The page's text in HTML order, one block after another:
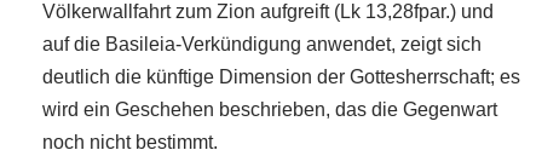
Völkerwallfahrt zum Zion aufgreift (Lk 13,28fpar.) und
auf die Basileia-Verkündigung anwendet, zeigt sich
deutlich die künftige Dimension der Gottesherrschaft; es
wird ein Geschehen beschrieben, das die Gegenwart
noch nicht bestimmt.